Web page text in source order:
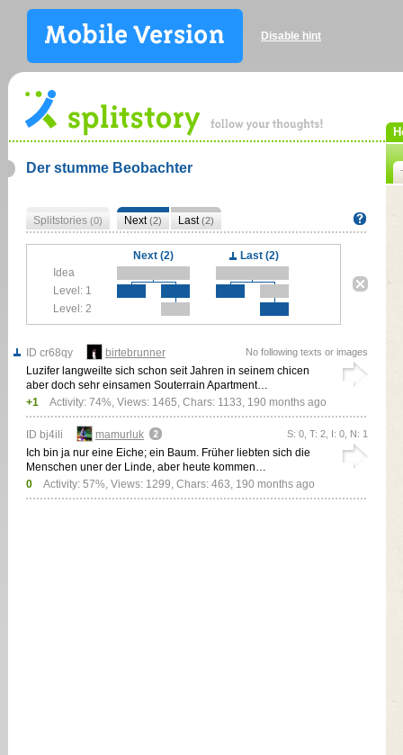
Disable hint
Der stumme Beobachter
Splitstories (0) Next(2) Last(2)
Next (2)
Last (2)
Idea
Level: 1
Level: 2
ID cr68qy
birtebrunner
Luzifer langweilte sich schon seit Jahren in seinem chicen
aber doch sehr einsamen Souterrain Apartment…
+1
Activity: 74%, Views: 1465, Chars: 1133, 190 months ago
No following texts or images
ID bj4ili
mamurluk
Ich bin ja nur eine Eiche; ein Baum. Früher liebten sich die
Menschen uner der Linde, aber heute kommen…
0
Activity: 57%, Views: 1299, Chars: 463, 190 months ago
S: 0, T: 2, I: 0, N: 1